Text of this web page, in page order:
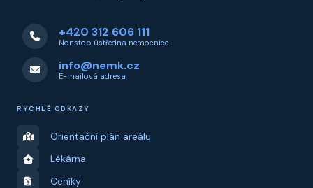
+420 312 606 111
Nonstop ústředna nemocnice
info@nemk.cz
E-mailová adresa
RYCHLÉ ODKAZY
Orientační plán areálu
Lékárna
Ceníky